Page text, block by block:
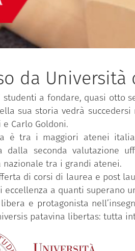
da
studenti a fondare, quasi otto
sua storia vedrà
e Carlo Goldoni.
è tra i maggiori atenei
dalla seconda valutazione
nazionale tra i grandi atenei.
di corsi di laurea e post
eccellenza a quanti superano
e protagonista
patavina libertas: tutta